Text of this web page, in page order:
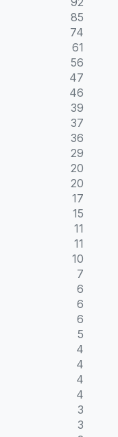
85
74
61
56
47
46
39
37
36
29
20
20
17
15
11
11
10
7
6
6
6
5
4
4
4
4
3
3